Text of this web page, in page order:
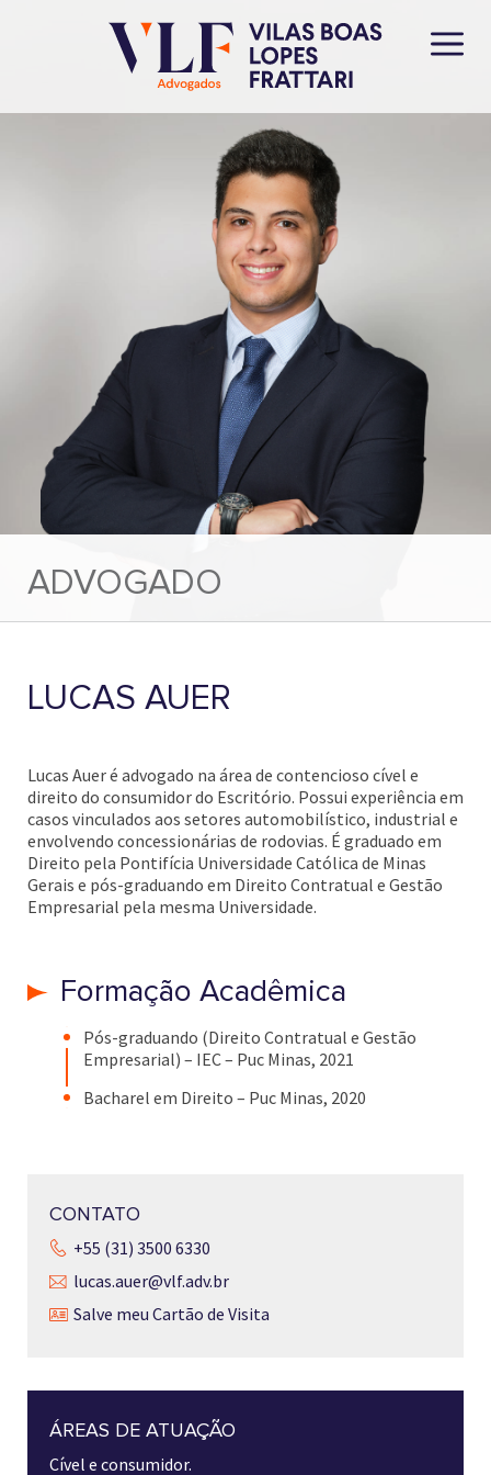
ADVOGADO
LUCAS AUER
Lucas Auer é advogado na área de contencioso cível e
direito do consumidor do Escritório. Possui experiência em
casos vinculados aos setores automobilístico, industrial e
envolvendo concessionárias de rodovias. É graduado em
Direito pela Pontifícia Universidade Católica de Minas
Gerais e pós-graduando em Direito Contratual e Gestão
Empresarial pela mesma Universidade.
Formação Acadêmica
Pós-graduando (Direito Contratual e Gestão
Empresarial) – IEC – Puc Minas, 2021
Bacharel em Direito – Puc Minas, 2020
CONTATO
+55 (31) 3500 6330
lucas.auer@vlf.adv.br
Salve meu Cartão de Visita
ÁREAS DE ATUAÇÃO
Cível e consumidor.